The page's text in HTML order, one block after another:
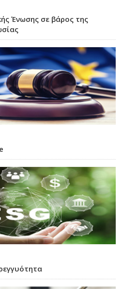
Ένωσης σε βάρος της